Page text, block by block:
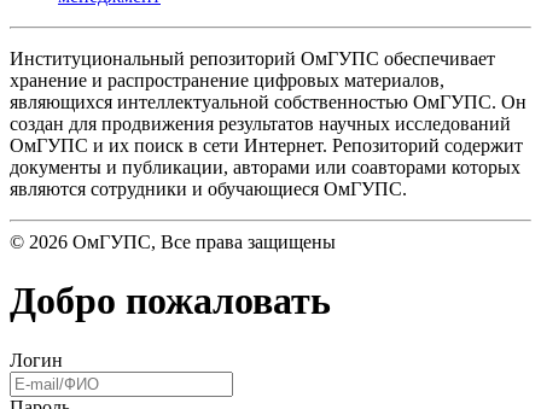
Институциональный репозиторий ОмГУПС обеспечивает
хранение и распространение цифровых материалов,
являющихся интеллектуальной собственностью ОмГУПС. Он
создан для продвижения результатов научных исследований
ОмГУПС и их поиск в сети Интернет. Репозиторий содержит
документы и публикации, авторами или соавторами которых
являются сотрудники и обучающиеся ОмГУПС.
© 2026 ОмГУПС, Все права защищены
Добро пожаловать
Логин